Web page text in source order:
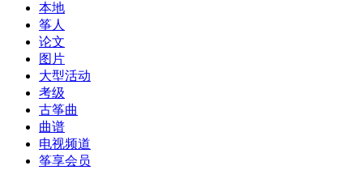
本地
筝人
论文
图片
大型活动
考级
古筝曲
曲谱
电视频道
筝享会员